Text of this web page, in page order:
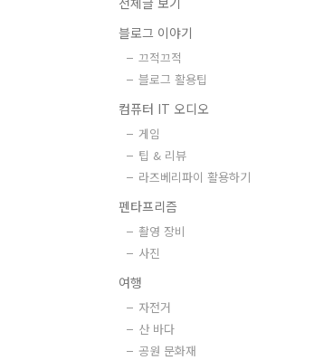
블로그 이야기
끄적끄적
블로그 활용팁
컴퓨터 IT 오디오
게임
팁 & 리뷰
라즈베리파이 활용하기
펜타프리즘
촬영 장비
사진
여행
자전거
산 바다
공원 문화재